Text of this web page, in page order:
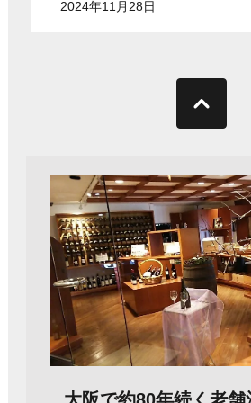
2024年11月28日